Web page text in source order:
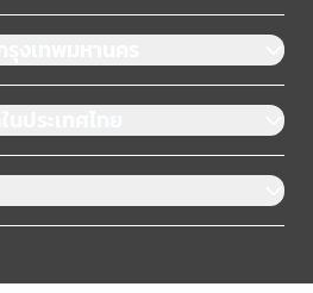
งเทพมหานคร
ระเทศไทย